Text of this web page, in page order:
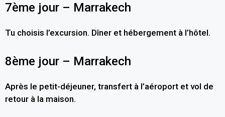
7ème jour – Marrakech
Tu choisis l’excursion. Dîner et hébergement à l’hôtel.
8ème jour – Marrakech
Après le petit-déjeuner, transfert à l’aéroport et vol de
retour à la maison.